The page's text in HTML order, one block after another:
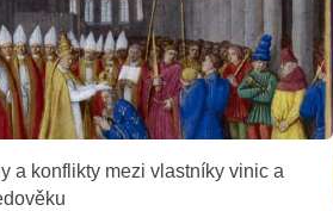
a konflikty mezi vlastníky vinic a